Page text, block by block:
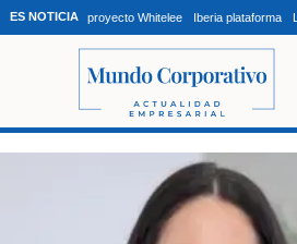
ES NOTICIA proyecto Whitelee Iberia plataforma